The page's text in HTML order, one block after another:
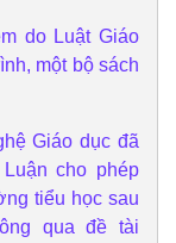
do Luật Giáo
một bộ sách
Giáo dục đã
cho phép
tiểu học sau
qua đề tài